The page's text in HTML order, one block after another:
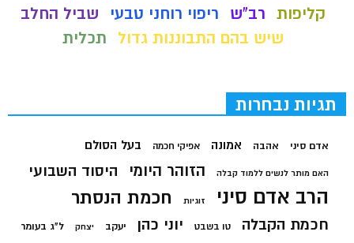
קליפות רב"ש ריפוי רוחני טבעי
שביל החלב
שיש בהם התבוננות גדול
תכלית
תגיות נבחרות
אדם סיני אהבה אמונה אפיקי חכמה בעל הסולם
האם מותר לנשים ללמוד קבלה הזוהר היומי היסוד השבועי
הרב אדם סיני זוגיות חכמת הנסתר
חכמת הקבלה טו בשבט יוני כהן יעקב יצחק ל"ג בעומר